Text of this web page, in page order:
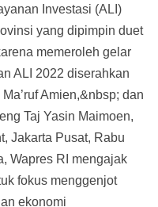
Investasi (ALI)
yang dipimpin duet
memeroleh gelar
ALI 2022 diserahkan
Amien,&nbsp; dan
Taj Yasin Maimoen,
Jakarta Pusat, Rabu
Wapres RI mengajak
fokus menggenjot
ekonomi